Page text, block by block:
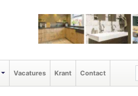
Vacatures Krant Contact